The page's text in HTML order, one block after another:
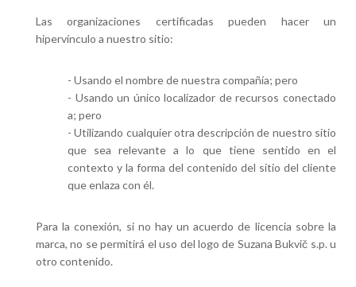
Las organizaciones certificadas pueden hacer un
hipervínculo a nuestro sitio:
- Usando el nombre de nuestra compañía; pero
- Usando un único localizador de recursos conectado
a; pero
- Utilizando cualquier otra descripción de nuestro sitio
que sea relevante a lo que tiene sentido en el
contexto y la forma del contenido del sitio del cliente
que enlaza con él.
Para la conexión, si no hay un acuerdo de licencia sobre la
marca, no se permitirá el uso del logo de Suzana Bukvič s.p. u
otro contenido.